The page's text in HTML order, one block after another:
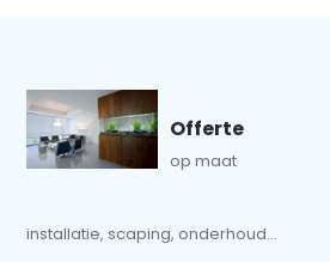
Offerte
op maat
installatie, scaping, onderhoud...